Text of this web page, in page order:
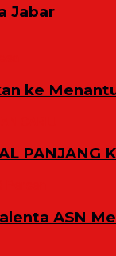
Jabar
ke
PANJANG
ASN